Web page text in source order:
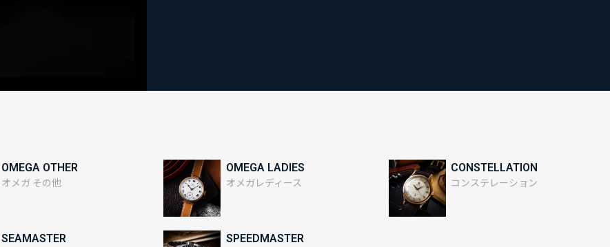
OMEGA OTHER
オメガ その他
OMEGA LADIES
オメガレディース
CONSTELLATION
コンステレーション
SEAMASTER SPEEDMASTER